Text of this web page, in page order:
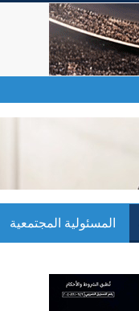
المسئولية المجتمعية